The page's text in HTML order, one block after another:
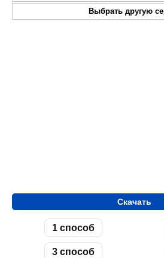
Выбрать другую
Скачать
1 способ
3 способ